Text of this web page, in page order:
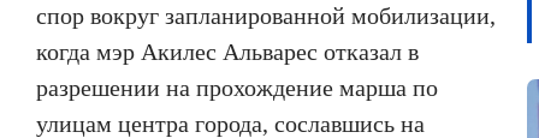
спор вокруг запланированной мобилизации,
когда мэр Акилес Альварес отказал в
разрешении на прохождение марша по
улицам центра города, сославшись на